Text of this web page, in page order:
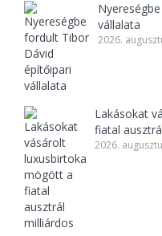
vállalata
2026.
Lakásokat
fiatal
2026.